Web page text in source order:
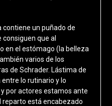
contiene un puñado de
que al
en el estómago (la belleza
varios de los
de Schrader. Lástima de
lo rutinario y lo
por actores estamos ante
reparto está encabezado